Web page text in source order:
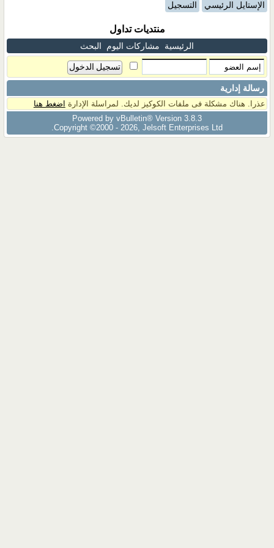
الإستايل الرئيسي التسجيل
منتديات تداول
الرئيسية مشاركات اليوم البحث
رسالة إدارية
عذرا. هناك مشكلة فى ملفات الكوكيز لديك. لمراسلة الإدارة اضغط هنا
Powered by vBulletin® Version 3.8.3
Copyright ©2000 - 2026, Jelsoft Enterprises Ltd.